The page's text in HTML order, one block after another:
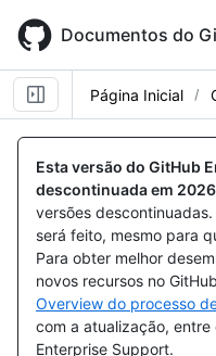
main
content
Documentos do
Página Inicial
Esta versão do GitHub
descontinuada em
versões
será feito, mesmo para
Para obter melhor
novos recursos no
Overview do processo
com a atualização,
Enterprise Support.